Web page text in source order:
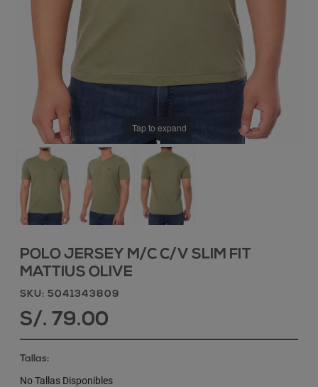
Tap to expand
POLO JERSEY M/C C/V SLIM FIT
MATTIUS OLIVE
SKU: 5041343809
S/. 79.00
Tallas:
No Tallas Disponibles